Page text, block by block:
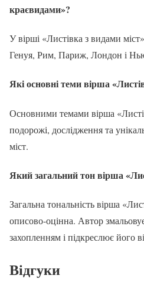
краєвидами»?
У вірші «Листівка з видами
Генуя, Рим, Париж, Лондон і
Які основні теми вірша
Основними темами вірша
подорожі, дослідження та
міст.
Який загальний тон вірша
Загальна тональність вірша
описово-оцінна. Автор
захопленням і підкреслює його
Відгуки